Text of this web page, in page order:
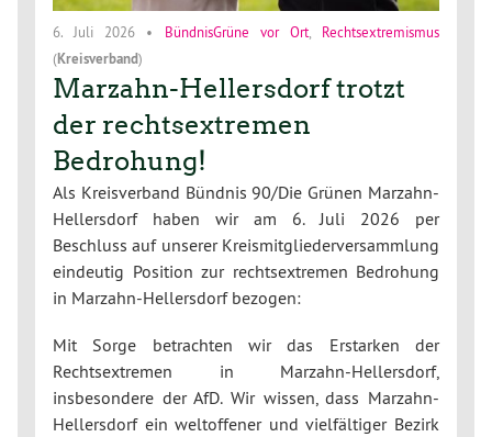
6. Juli 2026 • BündnisGrüne vor Ort, Rechtsextremismus
(Kreisverband)
Marzahn-Hellersdorf trotzt
der rechtsextremen
Bedrohung!
Als Kreisverband Bündnis 90/Die Grünen Marzahn-
Hellersdorf haben wir am 6. Juli 2026 per
Beschluss auf unserer Kreismitgliederversammlung
eindeutig Position zur rechtsextremen Bedrohung
in Marzahn-Hellersdorf bezogen:
Mit Sorge betrachten wir das Erstarken der
Rechtsextremen in Marzahn-Hellersdorf,
insbesondere der AfD. Wir wissen, dass Marzahn-
Hellersdorf ein weltoffener und vielfältiger Bezirk